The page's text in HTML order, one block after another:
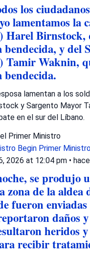
los
lamentamos la
Harel Birnstock,
bendecida, y del
Tamir Waknin,
bendecida.
lamentan a los
y Sargento Mayor
en el sur del Líbano.
Primer Ministro
Begin Primer
2026 at 12:04 pm •
se produjo
zona de la
fueron
daños
heridos
recibir